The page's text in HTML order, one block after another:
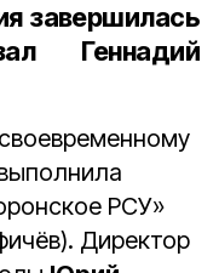
завершилась
Геннадий
РСУ»
Директор